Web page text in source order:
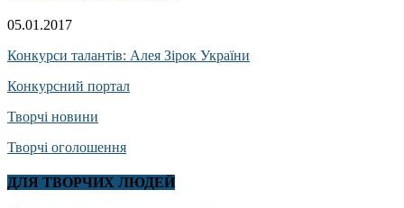
05.01.2017
Конкурси талантів: Алея Зірок України
Конкурсний портал
Творчі новини
Творчі оголошення
ДЛЯ ТВОРЧИХ ЛЮДЕЙ